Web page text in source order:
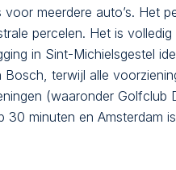
meerdere auto’s. Het
percelen. Het is volledig
in Sint-Michielsgestel
terwijl alle
(waaronder Golfclub
minuten en Amsterdam